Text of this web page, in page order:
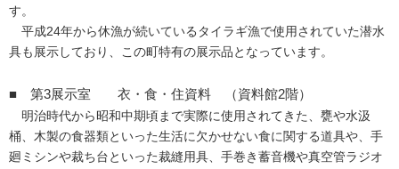
す。
平成24年から休漁が続いているタイラギ漁で使用されていた潜水
具も展示しており、この町特有の展示品となっています。
■ 第3展示室 衣・食・住資料 （資料館2階）
明治時代から昭和中期頃まで実際に使用されてきた、甕や水汲
桶、木製の食器類といった生活に欠かせない食に関する道具や、手
廻ミシンや裁ち台といった裁縫用具、手巻き蓄音機や真空管ラジオ